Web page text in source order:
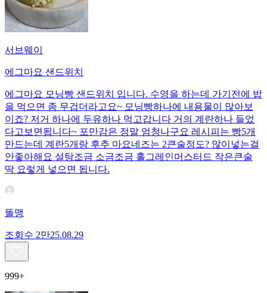
서브웨이
에그마요 샌드위치
에그마요 모닝빵 샌드위치 입니다. 수영을 하는데 가기전에 밥
을 먹으면 좀 무겁더라고요~ 모닝빵하나에 내용물이 많아보
이죠? 저거 하나에 두유하나 먹고갑니다 거의 계란하나 들었
다고보면됩니다~ 포만감은 정말 엄청나구요 레시피는 빵5개
만드는데 계란5개랑 후추 마요네즈는 2큰술정도? 많이넣는걸
안좋아해요 설탕조금 소금조금 홀그레인머스터드 작은큰술
딱 요렇게 넣으면 됩니다.
똘맹
조회수 2만25.08.29
999+